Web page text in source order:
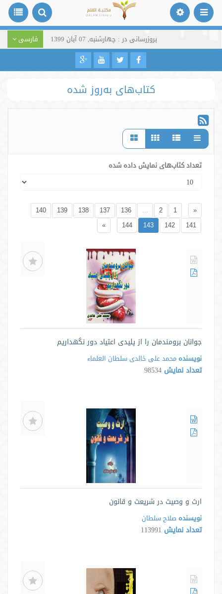
بروزرسانی در : چهارشنبه, 07 آبان 1399 فارسی
کتاب‌های به‌روز شده
تعداد کتاب‌های نمایش داده شده
«
1
2
...
136
137
138
139
140
141
142
143
144
»
جوانان برومندمان را از پلیدی اعتیاد دور نگهداریم
نویسنده محمد علی خالدی سلطان العلماء
تعداد نمایش 98534
ارث و وصیت در شریعت و قانون
نویسنده صلاح سلطان
تعداد نمایش 113991